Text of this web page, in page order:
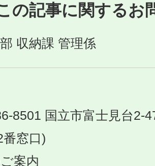
の記事に関するお
収納課 管理係
8501 国立市富士見台2-
番窓口)
案内